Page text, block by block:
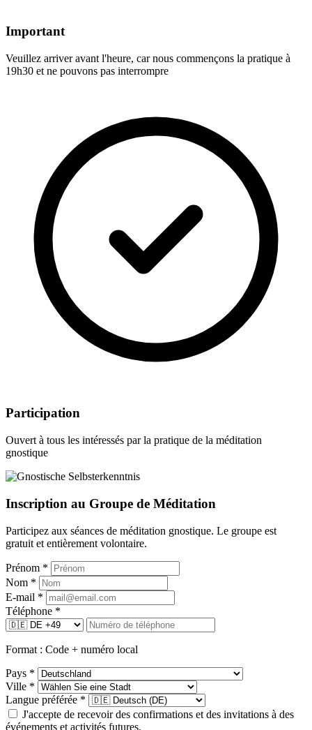
Important
Veuillez arriver avant l'heure, car nous commençons la pratique à
19h30 et ne pouvons pas interrompre
Participation
Ouvert à tous les intéressés par la pratique de la méditation
gnostique
Inscription au Groupe de Méditation
Participez aux séances de méditation gnostique. Le groupe est
gratuit et entièrement volontaire.
Prénom *
Nom *
E-mail *
Téléphone *
Format : Code + numéro local
Pays *
Ville *
Langue préférée *
J'accepte de recevoir des confirmations et des invitations à des
événements et activités futures.